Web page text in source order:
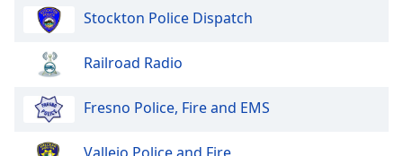
Opacity
Stockton Police Dispatch
Railroad Radio
Fresno Police, Fire and EMS